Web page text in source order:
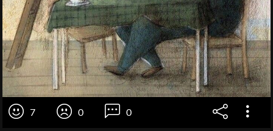
7 0 0